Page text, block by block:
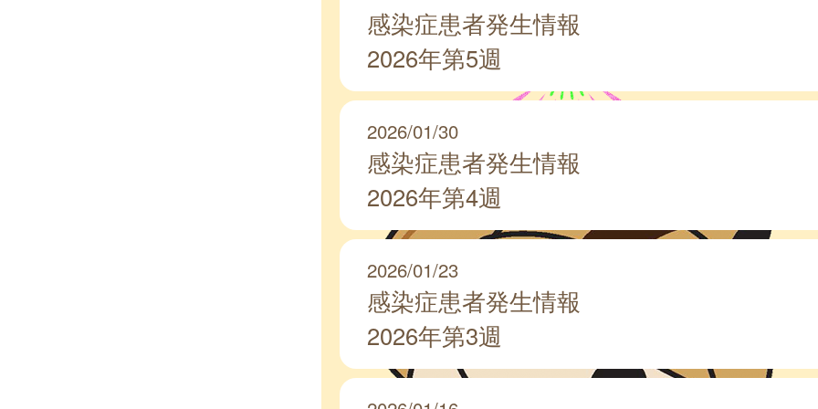
感染症患者発生情報
2026年第5週
2026/01/30
感染症患者発生情報
2026年第4週
2026/01/23
感染症患者発生情報
2026年第3週